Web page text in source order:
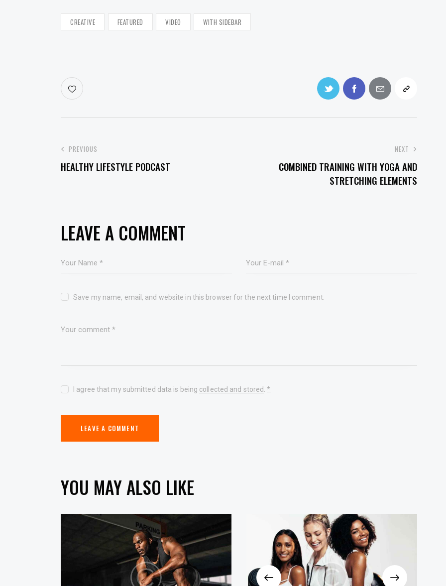
CREATIVE FEATURED VIDEO WITH SIDEBAR
POST
NAVIGATION
PREVIOUS
HEALTHY LIFESTYLE PODCAST
NEXT
COMBINED TRAINING WITH YOGA AND
STRETCHING ELEMENTS
LEAVE A COMMENT
Save my name, email, and website in this browser for the next time I comment.
I agree that my submitted data is being collected and stored .*
YOU MAY ALSO LIKE